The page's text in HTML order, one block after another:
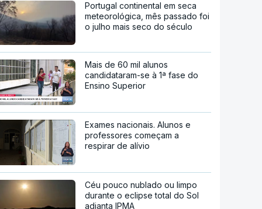
Portugal continental em seca
meteorológica, mês passado foi
o julho mais seco do século
Mais de 60 mil alunos
candidataram-se à 1ª fase do
Ensino Superior
Exames nacionais. Alunos e
professores começam a
respirar de alívio
Céu pouco nublado ou limpo
durante o eclipse total do Sol
adianta IPMA